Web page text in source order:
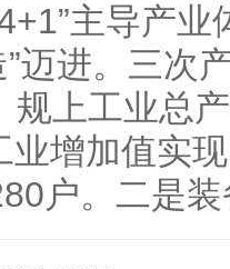
主导产
”迈进。三次
规上工业总
业增加值实
户。二是